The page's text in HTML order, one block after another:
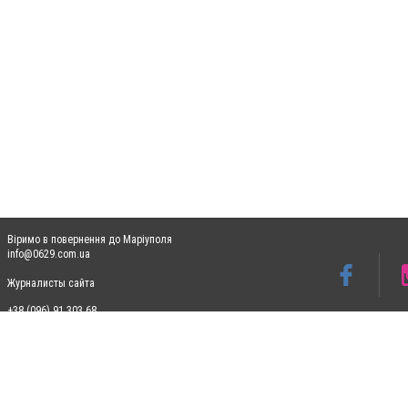
Віримо в повернення до Маріуполя
info@0629.com.ua
Журналисты сайта
+38 (096) 91 303 68